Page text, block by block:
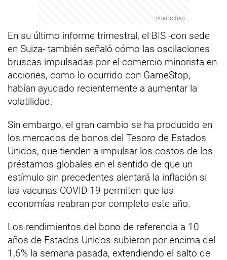
En su último informe trimestral, el BIS -con sede
en Suiza- también señaló cómo las oscilaciones
bruscas impulsadas por el comercio minorista en
acciones, como lo ocurrido con GameStop,
habían ayudado recientemente a aumentar la
volatilidad.
Sin embargo, el gran cambio se ha producido en
los mercados de bonos del Tesoro de Estados
Unidos, que tienden a impulsar los costos de los
préstamos globales en el sentido de que un
estímulo sin precedentes alentará la inflación si
las vacunas COVID-19 permiten que las
economías reabran por completo este año.
Los rendimientos del bono de referencia a 10
años de Estados Unidos subieron por encima del
1,6% la semana pasada, extendiendo el salto de